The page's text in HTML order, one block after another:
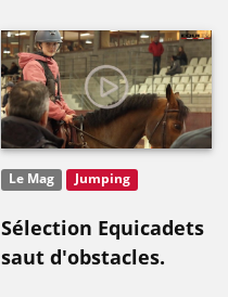
Le Mag Jumping
Sélection Equicadets
saut d'obstacles.